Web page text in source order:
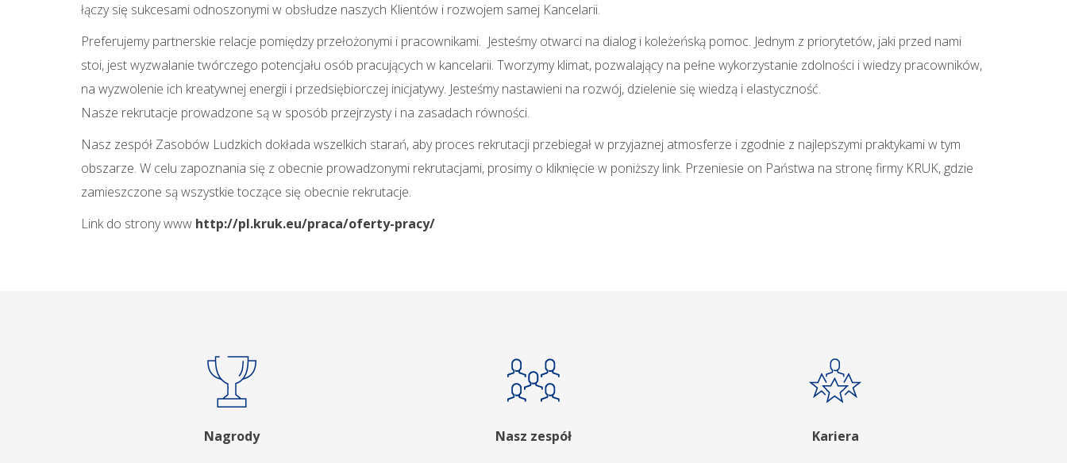
łączy się sukcesami odnoszonymi w obsłudze naszych Klientów i rozwojem samej Kancelarii.
Preferujemy partnerskie relacje pomiędzy przełożonymi i pracownikami. Jesteśmy otwarci na dialog i koleżeńską pomoc. Jednym z priorytetów, jaki przed nami
stoi, jest wyzwalanie twórczego potencjału osób pracujących w kancelarii. Tworzymy klimat, pozwalający na pełne wykorzystanie zdolności i wiedzy pracowników,
na wyzwolenie ich kreatywnej energii i przedsiębiorczej inicjatywy. Jesteśmy nastawieni na rozwój, dzielenie się wiedzą i elastyczność.
Nasze rekrutacje prowadzone są w sposób przejrzysty i na zasadach równości.
Nasz zespół Zasobów Ludzkich dokłada wszelkich starań, aby proces rekrutacji przebiegał w przyjaznej atmosferze i zgodnie z najlepszymi praktykami w tym
obszarze. W celu zapoznania się z obecnie prowadzonymi rekrutacjami, prosimy o kliknięcie w poniższy link. Przeniesie on Państwa na stronę firmy KRUK, gdzie
zamieszczone są wszystkie toczące się obecnie rekrutacje.
Link do strony www http://pl.kruk.eu/praca/oferty-pracy/
Nagrody Nasz zespół Kariera